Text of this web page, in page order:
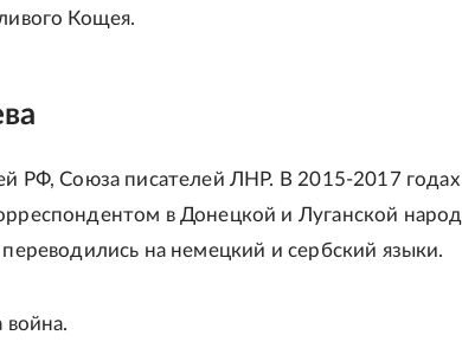
Кощея.
РФ, Союза писателей ЛНР. В 2015-2017 годах
в Донецкой и Луганской
на немецкий и сербский языки.